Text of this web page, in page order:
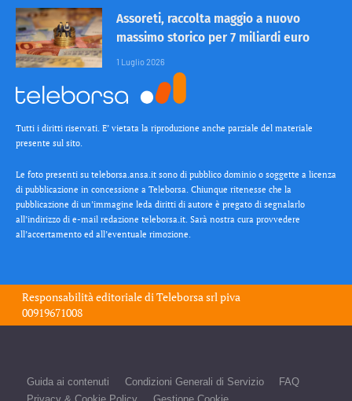
Assoreti, raccolta maggio a nuovo
massimo storico per 7 miliardi euro
1 Luglio 2026
Tutti i diritti riservati. E’ vietata la riproduzione anche parziale del materiale
presente sul sito.
Le foto presenti su teleborsa.ansa.it sono di pubblico dominio o soggette a licenza
di pubblicazione in concessione a Teleborsa. Chiunque ritenesse che la
pubblicazione di un’immagine leda diritti di autore è pregato di segnalarlo
all’indirizzo di e-mail redazione teleborsa.it. Sarà nostra cura provvedere
all’accertamento ed all’eventuale rimozione.
Responsabilità editoriale diTeleborsa srlpiva
00919671008
Guida ai contenuti Condizioni Generali di Servizio
FAQ